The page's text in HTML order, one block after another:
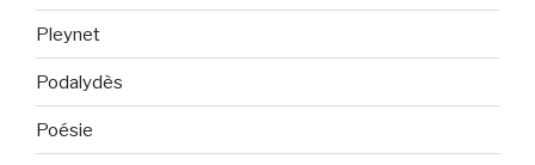
Pleynet
Podalydès
Poésie